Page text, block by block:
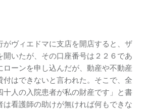
がヴィエドマに支店を開店すると、ザ
開いたが、その口座番号は２２６であ
ローンを申し込んだが、動産や不動産
付はできないと言われた。そこで、全
十人の入院患者が私の財産です」と書
は看護師の助けが無ければ何もできな